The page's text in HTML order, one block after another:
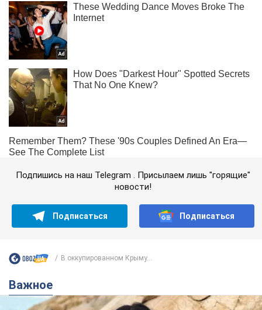
Подпишись на наш Telegram . Присылаем лишь "горящие"
новости!
Подписаться Подписаться
В оккупированном Крыму...
Важное